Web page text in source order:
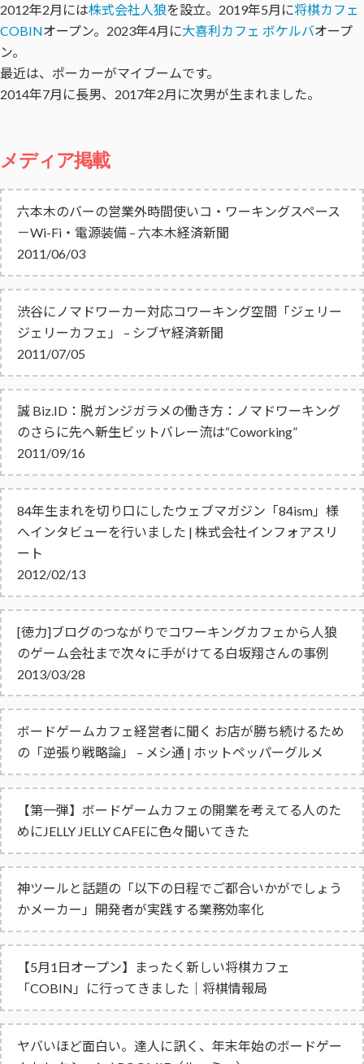
2012年2月には株式会社人狼を設立。2019年5月に将棋カフェ
COBINオープン。2023年4月に大喜利カフェ ボケルバオープ
ン。
最近は、ポーカーがマイブームです。
2014年7月に長男、2017年2月に次男が生まれました。
メディア掲載
六本木のバーの営業外時間使いコ・ワーキングスペース
－Wi-Fi・電源装備 – 六本木経済新聞
2011/06/03
渋谷にノマドワーカー対応コワーキング空間「ジェリー
ジェリーカフェ」 – シブヤ経済新聞
2011/07/05
誠 Biz.ID：脱ガンジガラメの働き方：ノマドワーキング
のさらに先へ――新生ビットバレー流は“Coworking”
2011/09/16
84年生まれを切り口にしたウェブマガジン「84ism」様
へインタビューを行いました | 株式会社インフォアスリ
ート
2012/02/13
[徳力]ブログのつながりでコワーキングカフェから人狼
のゲーム会社まで次々に手がけてる白坂翔さんの事例
2013/03/28
ボードゲームカフェ経営者に聞く お店が勝ち続けるため
の「逆張り戦略論」 – メシ通 | ホットペッパーグルメ
【第一弾】ボードゲームカフェの開業を考えてる人のた
めにJELLY JELLY CAFEに色々聞いてきた
神ツールと話題の「以下の日程でご都合いかがでしょう
かメーカー」開発者が実践する業務効率化
【5月1日オープン】まったく新しい将棋カフェ
「COBIN」に行ってきました｜将棋情報局
ヤバいほど面白い。達人に訊く、年末年始のボードゲー